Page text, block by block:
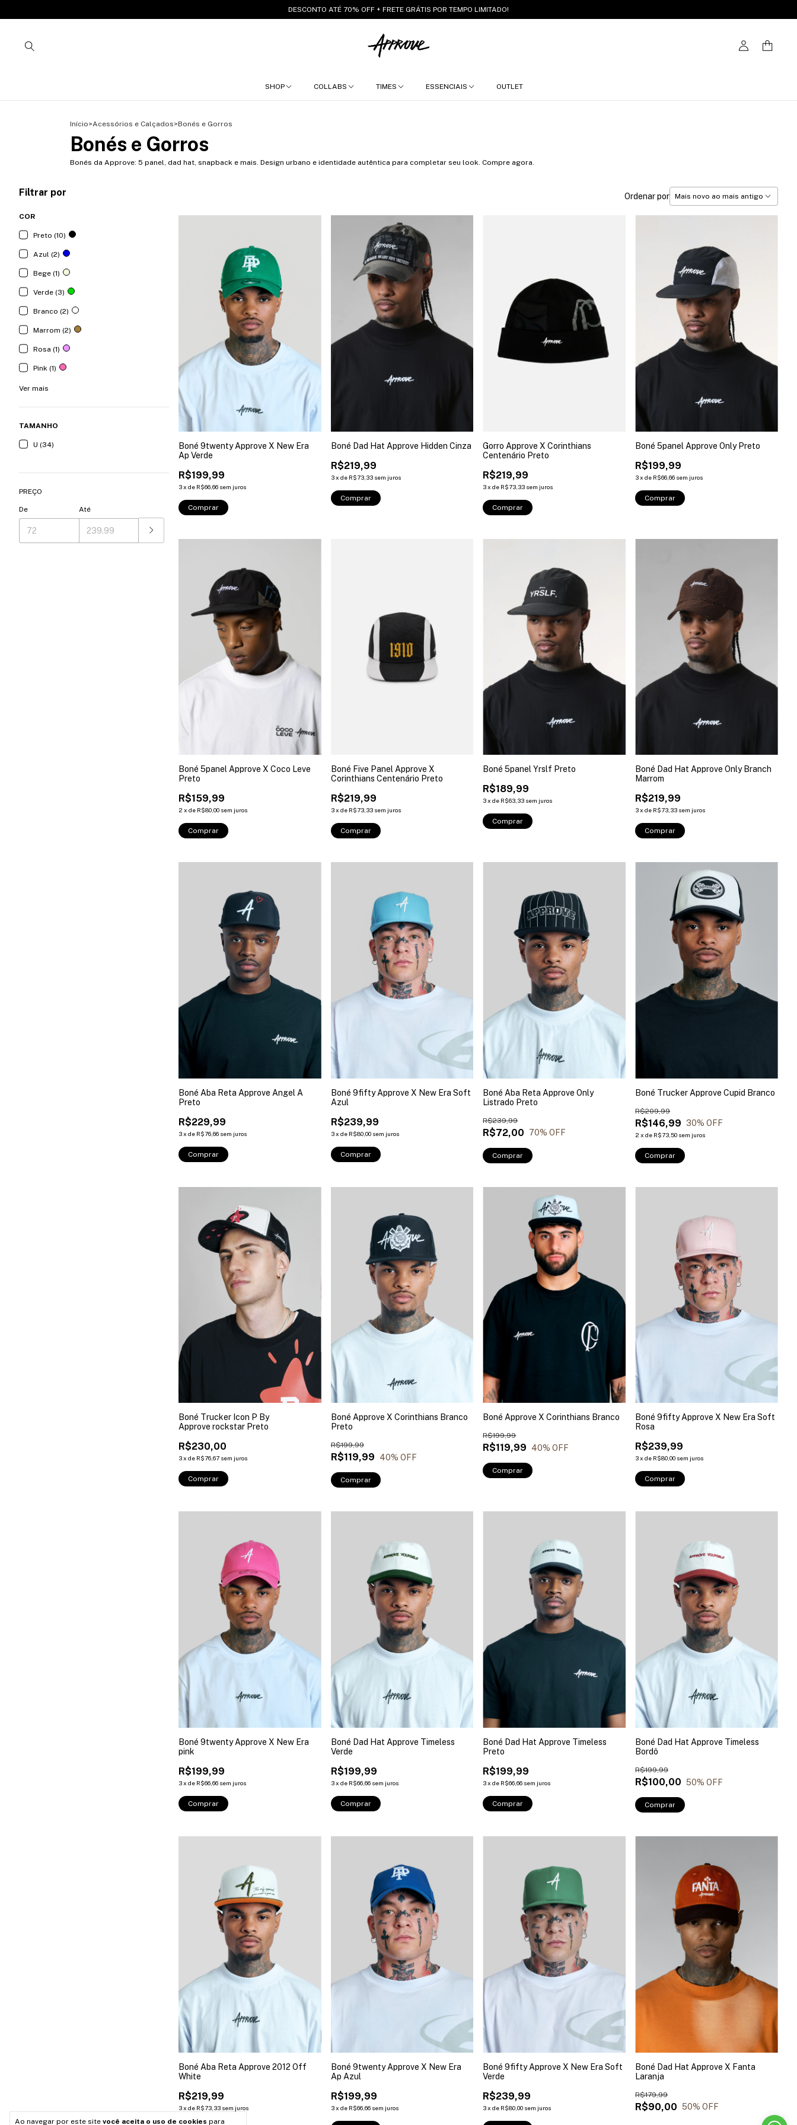
DESCONTO ATÉ 70% OFF + FRETE GRÁTIS POR TEMPO LIMITADO!
SHOP COLLABS TIMES ESSENCIAIS OUTLET
Ao navegar por este site você aceita o uso de cookies para
Início>Acessórios e Calçados>Bonés e Gorros
Bonés e Gorros
Bonés da Approve: 5 panel, dad hat, snapback e mais. Design urbano e identidade autêntica para completar seu look. Compre agora.
Filtrar por
COR
Preto (10)
Azul (2)
Bege (1)
Verde (3)
Branco (2)
Marrom (2)
Rosa (1)
Pink (1)
Ver mais
TAMANHO
U (34)
PREÇO
De Até
Ordenar por
Boné 9twenty Approve X New Era
Ap Verde
R$199,99
3x de R$66,66 sem juros
Comprar
Boné Dad Hat Approve Hidden Cinza
R$219,99
3 x de R$73,33 sem juros
Comprar
Gorro Approve X Corinthians
Centenário Preto
R$219,99
3xde R$73,33 sem juros
Comprar
Boné 5panel Approve Only Preto
R$199,99
3xde R$66,66 sem juros
Comprar
Boné 5panel Approve X Coco Leve
Preto
R$159,99
2 x de R$80,00 sem juros
Comprar
Boné Five Panel Approve X
Corinthians Centenário Preto
R$219,99
3 x de R$73,33 sem juros
Comprar
Boné 5panel Yrslf Preto
R$189,99
3xde R$63,33 sem juros
Comprar
Boné Dad Hat Approve Only Branch
Marrom
R$219,99
3xde R$73,33 sem juros
Comprar
Boné Aba Reta Approve Angel A
Preto
R$229,99
3x de R$76,66 sem juros
Comprar
Boné 9fifty Approve X New Era Soft
Azul
R$239,99
3 x de R$80,00 sem juros
Comprar
Boné Aba Reta Approve Only
Listrado Preto
R$72,00
R$239,99
70% OFF
Comprar
Boné Trucker Approve Cupid Branco
R$146,99
R$209,99
30% OFF
2 xde R$73,50 sem juros
Comprar
Boné Trucker Icon P By
Approve rockstar Preto
R$230,00
3x de R$76,67 sem juros
Comprar
Boné Approve X Corinthians Branco
Preto
R$119,99
R$199,99
40% OFF
Comprar
Boné Approve X Corinthians Branco
R$119,99
R$199,99
40% OFF
Comprar
Boné 9fifty Approve X New Era Soft
Rosa
R$239,99
3xde R$80,00 sem juros
Comprar
Boné 9twenty Approve X New Era
pink
R$199,99
3x de R$66,66 sem juros
Comprar
Boné Dad Hat Approve Timeless
Verde
R$199,99
3 x de R$66,66 sem juros
Comprar
Boné Dad Hat Approve Timeless
Preto
R$199,99
3xde R$66,66 sem juros
Comprar
Boné Dad Hat Approve Timeless
Bordô
R$100,00
R$199,99
50% OFF
Comprar
Boné Aba Reta Approve 2012 Off
White
R$219,99
3x de R$73,33 sem juros
Boné 9twenty Approve X New Era
Ap Azul
R$199,99
3 x de R$66,66 sem juros
Boné 9fifty Approve X New Era Soft
Verde
R$239,99
3xde R$80,00 sem juros
Boné Dad Hat Approve X Fanta
Laranja
R$90,00
R$179,99
50% OFF